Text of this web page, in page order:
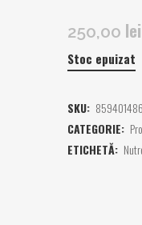
250,00 lei
Stoc epuizat
SKU:
CATEGORIE:
ETICHETĂ: